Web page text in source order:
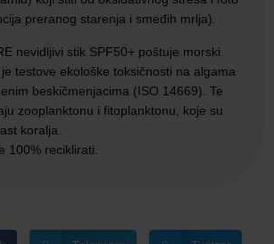
preranog starenja i smeđih mrlja).
nevidljivi stik SPF50+ poštuje morski
testove ekološke toksičnosti na algama
beskičmenjacima (ISO 14669). Te
zooplanktonu i fitoplanktonu, koje su
koralja.
100% reciklirati.